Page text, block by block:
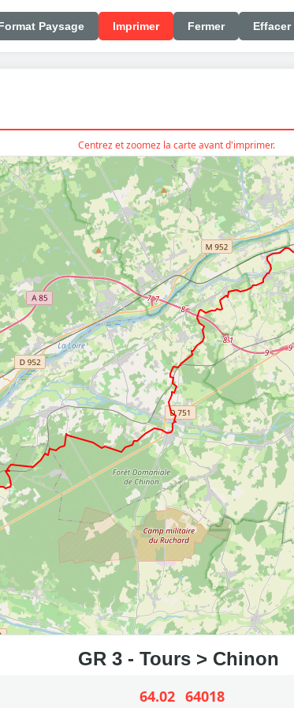
Paysage Imprimer Fermer
Centrez et zoomez la carte avant d'imprimer.
64.02 64018